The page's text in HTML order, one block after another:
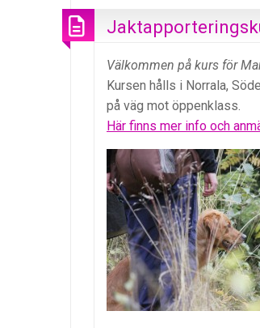
Välkommen på kurs för
Kursen hålls i Norrala,
på väg mot öppenklass.
Här finns mer info och